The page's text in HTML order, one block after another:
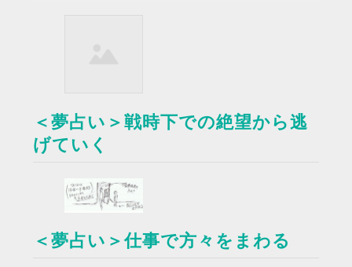
＜夢占い＞戦時下での絶望から逃
げていく
＜夢占い＞仕事で方々をまわる